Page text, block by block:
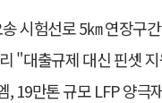
험선로 5㎞ 연장구간 7일 조기
"대출규제 대신 핀셋
19만톤 규모 LFP 양극재 공